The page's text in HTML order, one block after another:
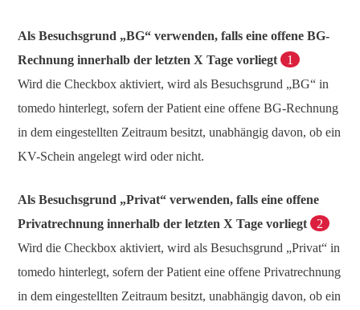
Als Besuchsgrund „BG“ verwenden, falls eine offene BG-
Rechnung innerhalb der letzten X Tage vorliegt
1
Wird die Checkbox aktiviert, wird als Besuchsgrund „BG“ in
tomedo hinterlegt, sofern der Patient eine offene BG-Rechnung
in dem eingestellten Zeitraum besitzt, unabhängig davon, ob ein
KV-Schein angelegt wird oder nicht.
Als Besuchsgrund „Privat“ verwenden, falls eine offene
Privatrechnung innerhalb der letzten X Tage vorliegt
2
Wird die Checkbox aktiviert, wird als Besuchsgrund „Privat“ in
tomedo hinterlegt, sofern der Patient eine offene Privatrechnung
in dem eingestellten Zeitraum besitzt, unabhängig davon, ob ein